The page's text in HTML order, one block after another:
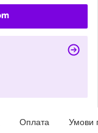
Оплата Умови